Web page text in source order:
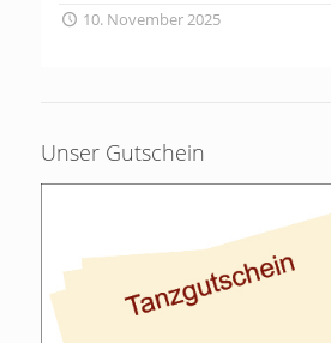
10. November 2025
Unser Gutschein